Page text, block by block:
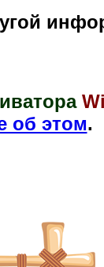
об этом.